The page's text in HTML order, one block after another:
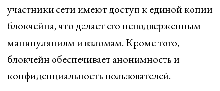
участники сети имеют доступ к единой копии
блокчейна, что делает его неподверженным
манипуляциям и взломам. Кроме того,
блокчейн обеспечивает анонимность и
конфиденциальность пользователей.